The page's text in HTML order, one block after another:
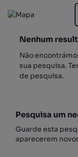
Nenhum
Não
sua pesquisa.
de pesquisa.
Pesquisa um
Guarde esta
aparecerem